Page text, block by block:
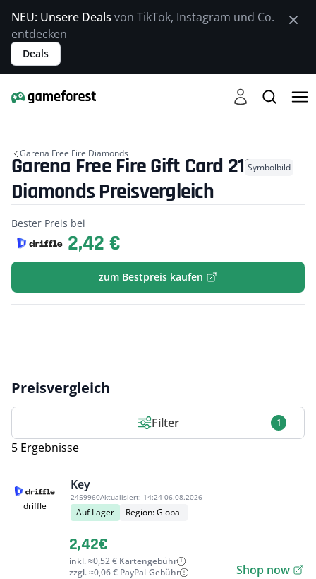
NEU: Unsere Deals von TikTok, Instagram und Co.
entdecken
Deals
Symbolbild
Garena Free Fire Diamonds
Garena Free Fire Gift Card 210
Diamonds Preisvergleich
Bester Preis bei
2,42 €
zum Bestpreis kaufen
Preisvergleich
Filter 1
5 Ergebnisse
driffle
Key
2459960Aktualisiert: 14:24 06.08.2026
Auf Lager Region: Global
2,42€
inkl. ≈0,52 € Kartengebühr
zzgl. ≈0,06 € PayPal-Gebühr
Shop now